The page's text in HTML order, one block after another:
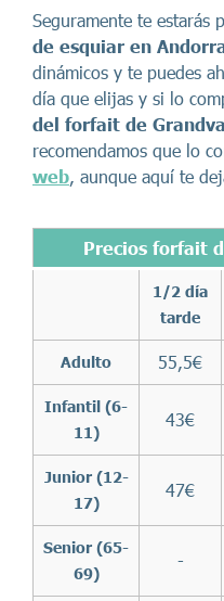
Seguramente te estarás
de esquiar en
dinámicos y te puedes
día que elijas y si lo
del forfait de
recomendamos que lo
web, aunque aquí te
Precios forfait
1/2 día
tarde
Adulto 55,5€
Infantil (6-
11)
43€
Junior (12-
17)
47€
Senior (65-
69)
-